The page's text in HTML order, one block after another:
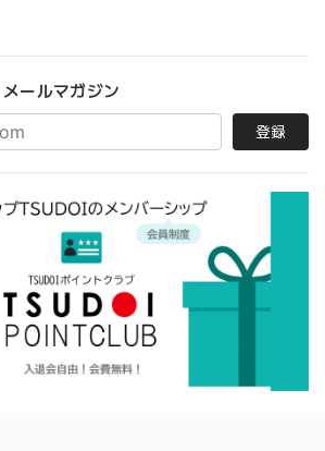
ールマガジン
登録